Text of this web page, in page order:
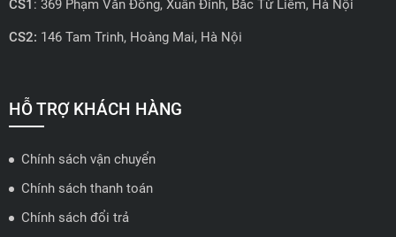
CS1 : 369 Phạm Văn Đồng, Xuân Đỉnh, Bắc Từ Liêm, Hà Nội
CS2: 146 Tam Trinh, Hoàng Mai, Hà Nội
🗺️Xem trên bản đồ
ĐẠI LÝ QUẬN 2 HCM - HẢI TRIỀU AUTO
🔰 Địa chỉ: 78-80 Vũ Tông Phan, P.An Phú, TP Thủ Đức, TP HCM
HỖ TRỢ KHÁCH HÀNG
Chính sách vận chuyển
Chính sách thanh toán
Chính sách đổi trả